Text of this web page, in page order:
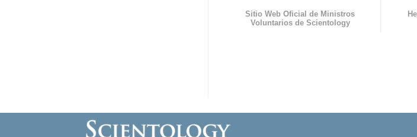
Sitio Web Oficial de Ministros
Voluntarios de Scientology